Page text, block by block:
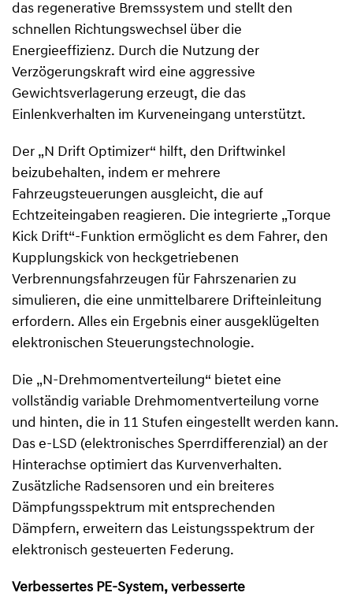
das regenerative Bremssystem und stellt den
schnellen Richtungswechsel über die
Energieeffizienz. Durch die Nutzung der
Verzögerungskraft wird eine aggressive
Gewichtsverlagerung erzeugt, die das
Einlenkverhalten im Kurveneingang unterstützt.
Der „N Drift Optimizer“ hilft, den Driftwinkel
beizubehalten, indem er mehrere
Fahrzeugsteuerungen ausgleicht, die auf
Echtzeiteingaben reagieren. Die integrierte „Torque
Kick Drift“-Funktion ermöglicht es dem Fahrer, den
Kupplungskick von heckgetriebenen
Verbrennungsfahrzeugen für Fahrszenarien zu
simulieren, die eine unmittelbarere Drifteinleitung
erfordern. Alles ein Ergebnis einer ausgeklügelten
elektronischen Steuerungstechnologie.
Die „N-Drehmomentverteilung“ bietet eine
vollständig variable Drehmomentverteilung vorne
und hinten, die in 11 Stufen eingestellt werden kann.
Das e-LSD (elektronisches Sperrdifferenzial) an der
Hinterachse optimiert das Kurvenverhalten.
Zusätzliche Radsensoren und ein breiteres
Dämpfungsspektrum mit entsprechenden
Dämpfern, erweitern das Leistungsspektrum der
elektronisch gesteuerten Federung.
Verbessertes PE-System, verbesserte